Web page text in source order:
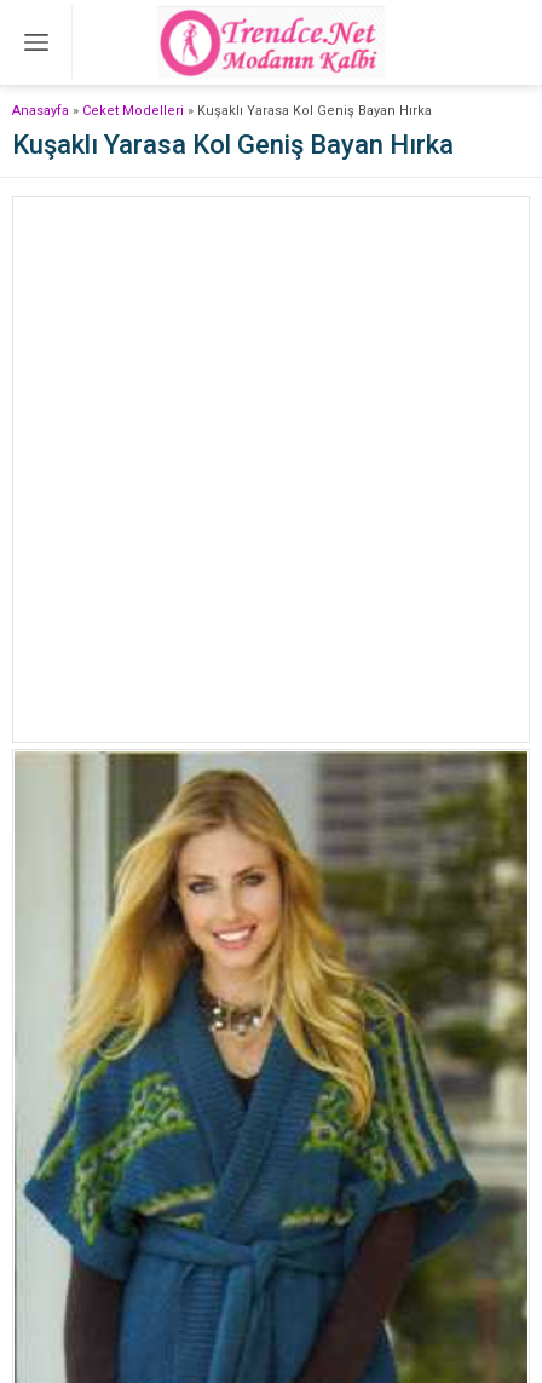
Anasayfa » Ceket Modelleri » Kuşaklı Yarasa Kol Geniş Bayan Hırka
Kuşaklı Yarasa Kol Geniş Bayan Hırka